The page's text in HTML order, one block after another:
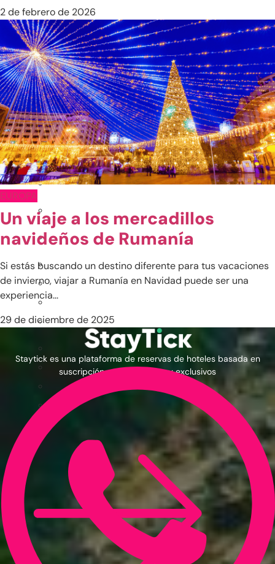
Japón
Maldivas
Sri Lanka
Tailandia
Vietnam
Otros destinos en Asia
India
2 de febrero de 2026
EUROPA
Un viaje a los mercadillos
navideños de Rumanía
Si estás buscando un destino diferente para tus vacaciones
de invierno, viajar a Rumanía en Navidad puede ser una
experiencia...
29 de diciembre de 2025
Staytick es una plataforma de reservas de hoteles basada en
suscripción con precios muy exclusivos